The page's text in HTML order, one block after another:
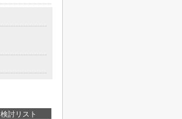
検討リスト